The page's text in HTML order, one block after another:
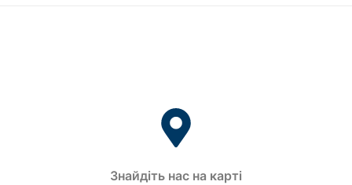
Знайдіть нас на карті